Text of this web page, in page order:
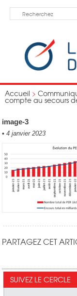
Accueil >
compte au secours
image-3
• 4 janvier 2023
PARTAGEZ CET
SUIVEZ LE CERCLE